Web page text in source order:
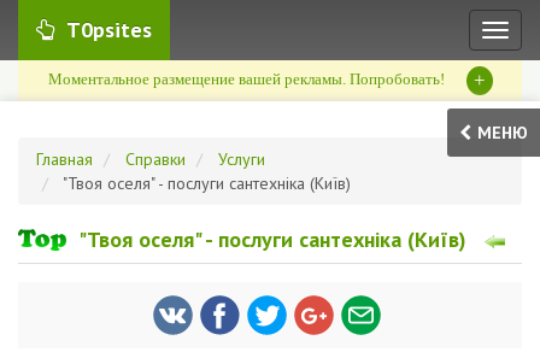
T0psites
Моментальное размещение вашей рекламы. Попробовать! +
МЕНЮ
Главная
Справки
Услуги
"Твоя оселя" - послуги сантехніка (Київ)
"Твоя оселя" - послуги сантехніка (Київ)